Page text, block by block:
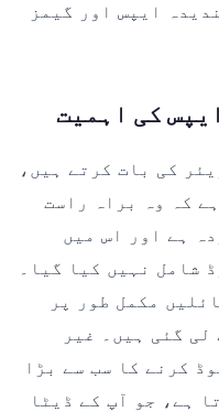
ایپس اور گیمز
کی اہمیت
کی بات کرتے ہیں،
کہ وہ براہ راست
ہے اور اس میں
شامل نہیں کیا گیا۔
مکمل طور پر
گئی ہیں۔ غیر
کرنے کا سب سے بڑا
ہے، جو آپ کے ڈیٹا